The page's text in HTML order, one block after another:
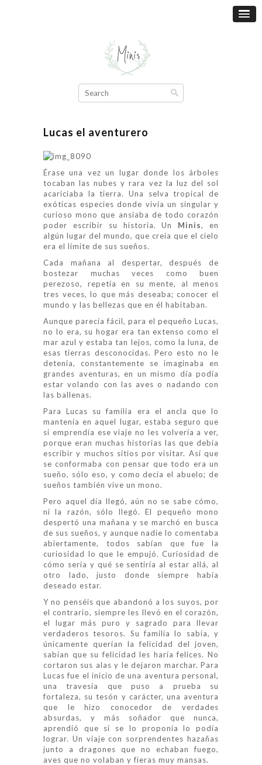
Lucas el aventurero
Érase una vez un lugar donde los árboles
tocaban las nubes y rara vez la luz del sol
acariciaba la tierra. Una selva tropical de
exóticas especies donde vivía un singular y
curioso mono que ansiaba de todo corazón
poder escribir su historia. Un Minis, en
algún lugar del mundo, que creía que el cielo
era el límite de sus sueños.
Cada mañana al despertar, después de
bostezar muchas veces como buen
perezoso, repetía en su mente, al menos
tres veces, lo que más deseaba; conocer el
mundo y las bellezas que en él habitaban.
Aunque parecía fácil, para el pequeño Lucas,
no lo era, su hogar era tan extenso como el
mar azul y estaba tan lejos, como la luna, de
esas tierras desconocidas. Pero esto no le
detenía, constantemente se imaginaba en
grandes aventuras, en un mismo día podía
estar volando con las aves o nadando con
las ballenas.
Para Lucas su familia era el ancla que lo
mantenía en aquel lugar, estaba seguro que
si emprendía ese viaje no les volvería a ver,
porque eran muchas historias las que debía
escribir y muchos sitios por visitar. Así que
se conformaba con pensar que todo era un
sueño, sólo eso, y como decía el abuelo; de
sueños también vive un mono.
Pero aquel día llegó, aún no se sabe cómo,
ni la razón, sólo llegó. El pequeño mono
despertó una mañana y se marchó en busca
de sus sueños, y aunque nadie lo comentaba
abiertamente, todos sabían que fue la
curiosidad lo que le empujó. Curiosidad de
cómo sería y qué se sentiría al estar allá, al
otro lado, justo donde siempre había
deseado estar.
Y no penséis que abandonó a los suyos, por
el contrario, siempre les llevó en el corazón,
el lugar más puro y sagrado para llevar
verdaderos tesoros. Su familia lo sabía, y
únicamente querían la felicidad del joven,
sabían que su felicidad les haría felices. No
cortaron sus alas y le dejaron marchar. Para
Lucas fue el inicio de una aventura personal,
una travesía que puso a prueba su
fortaleza, su tesón y carácter, una aventura
que le hizo conocedor de verdades
absurdas, y más soñador que nunca,
aprendió que si se lo proponía lo podía
lograr. Un viaje con sorprendentes hazañas
junto a dragones que no echaban fuego,
aves que no volaban y fieras muy mansas.